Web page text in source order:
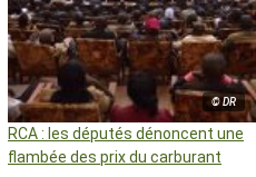
© DR
RCA : les députés dénoncent une
flambée des prix du carburant